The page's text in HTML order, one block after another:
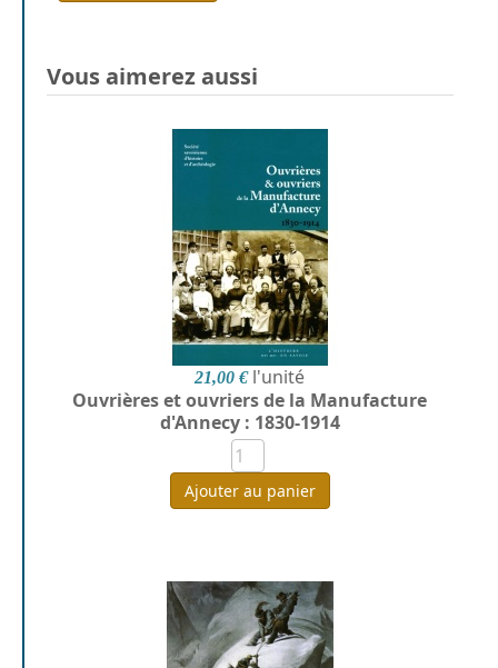
Vous aimerez aussi
21,00 € l'unité
Ouvrières et ouvriers de la Manufacture
d'Annecy : 1830-1914
Ajouter au panier